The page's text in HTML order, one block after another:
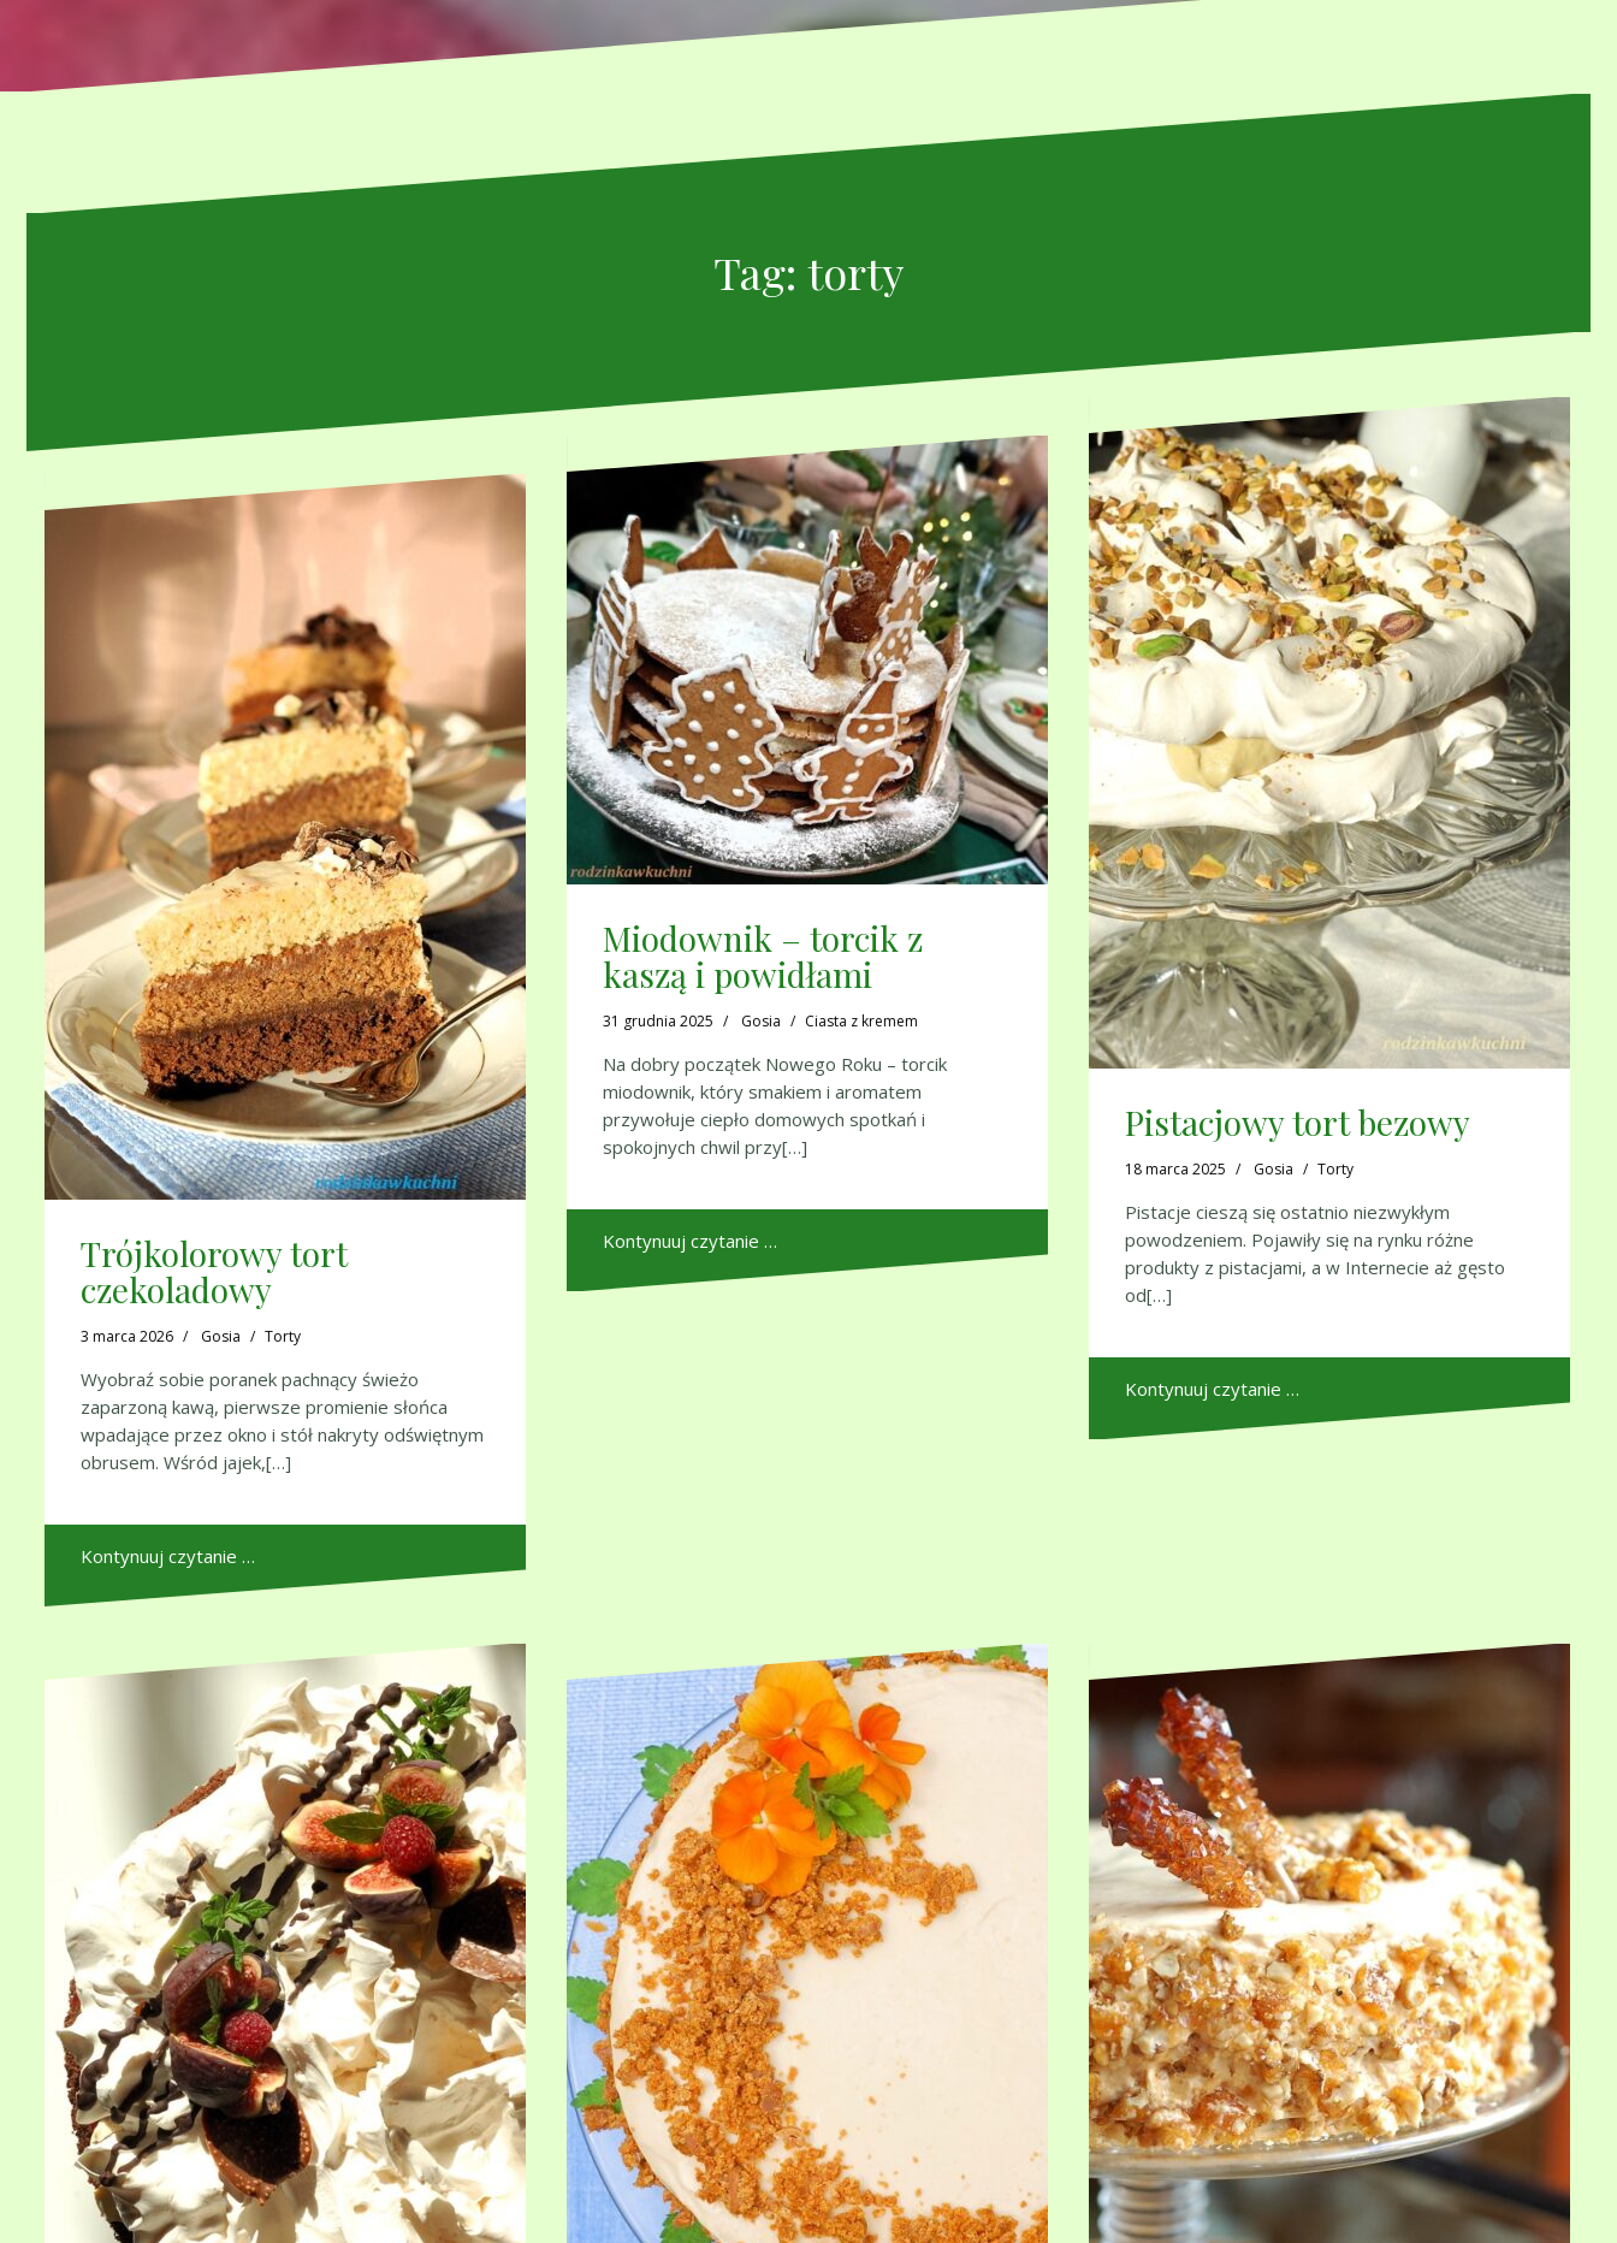
Tag: torty
Trójkolorowy tort
czekoladowy
3 marca 2026 Gosia Torty
Wyobraź sobie poranek pachnący świeżo
zaparzoną kawą, pierwsze promienie słońca
wpadające przez okno i stół nakryty odświętnym
obrusem. Wśród jajek,[…]
Kontynuuj czytanie …
Miodownik – torcik z
kaszą i powidłami
31 grudnia 2025 Gosia Ciasta z kremem
Na dobry początek Nowego Roku – torcik
miodownik, który smakiem i aromatem
przywołuje ciepło domowych spotkań i
spokojnych chwil przy[…]
Kontynuuj czytanie …
Pistacjowy tort bezowy
18 marca 2025 Gosia Torty
Pistacje cieszą się ostatnio niezwykłym
powodzeniem. Pojawiły się na rynku różne
produkty z pistacjami, a w Internecie aż gęsto
od[…]
Kontynuuj czytanie …